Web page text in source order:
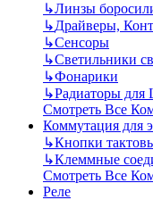
↳Линзы
↳Драйверы,
↳Сенсоры
↳Светильники
↳Фонарики
↳Радиаторы для
Смотреть Все
Коммутация для
↳Кнопки
↳Клеммные
Смотреть Все
Реле